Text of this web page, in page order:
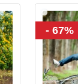
- 67%